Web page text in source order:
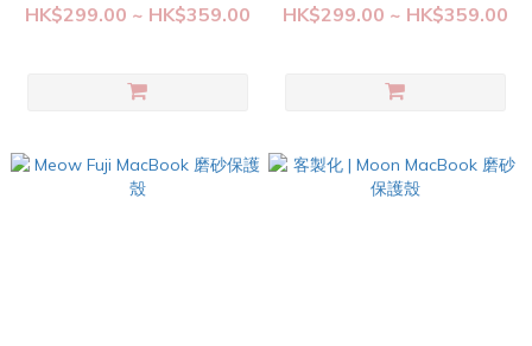
HK$299.00 ~ HK$359.00 HK$299.00 ~ HK$359.00